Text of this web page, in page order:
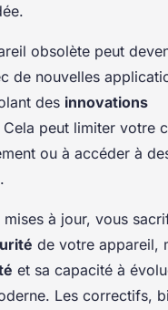
obsolète peut
de nouvelles
des innovations
Cela peut limiter votre
ou à accéder à
mises à jour, vous
de votre appareil,
et sa capacité à
Les correctifs,